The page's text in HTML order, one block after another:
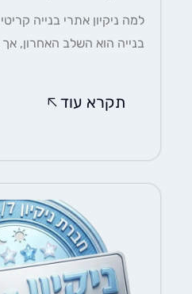
למה ניקיון אתרי בנייה קריטי לכל
בנייה הוא השלב האחרון, אך אחד....
תקרא עוד